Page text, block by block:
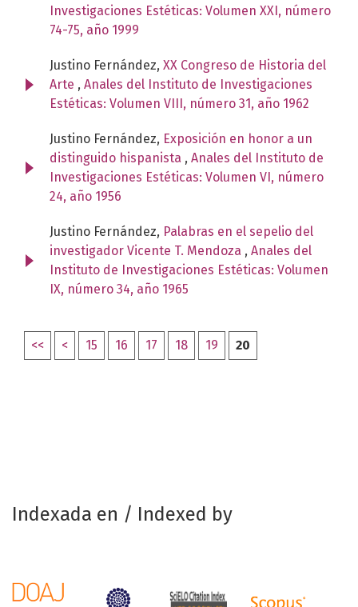
Investigaciones Estéticas: Volumen XXI, número
74-75, año 1999
Justino Fernández, XX Congreso de Historia del
Arte , Anales del Instituto de Investigaciones
Estéticas: Volumen VIII, número 31, año 1962
Justino Fernández, Exposición en honor a un
distinguido hispanista , Anales del Instituto de
Investigaciones Estéticas: Volumen VI, número
24, año 1956
Justino Fernández, Palabras en el sepelio del
investigador Vicente T. Mendoza , Anales del
Instituto de Investigaciones Estéticas: Volumen
IX, número 34, año 1965
<< < 15 16 17 18 19 20
Indexada en / Indexed by